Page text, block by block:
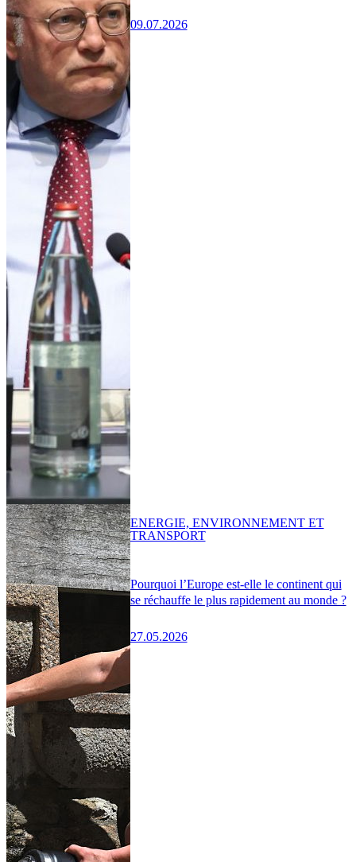
09.07.2026
Pourquoi l’Europe est-elle le continent qui
se réchauffe le plus rapidement au monde ?
27.05.2026
ENERGIE, ENVIRONNEMENT ET
TRANSPORT